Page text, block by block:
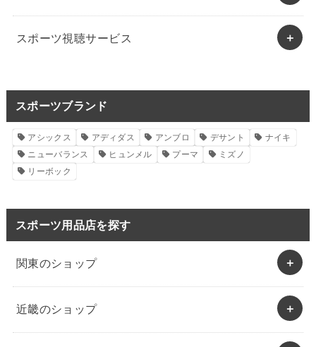
スポーツ視聴サービス
スポーツブランド
アシックス アディダス アンブロ デサント
ナイキ
ニューバランス
ヒュンメル プーマ
ミズノ
リーボック
スポーツ用品店を探す
関東のショップ
近畿のショップ